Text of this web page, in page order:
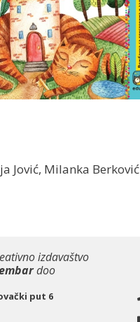
Jović, Milanka Berković
izdavaštvo
doo
put 6